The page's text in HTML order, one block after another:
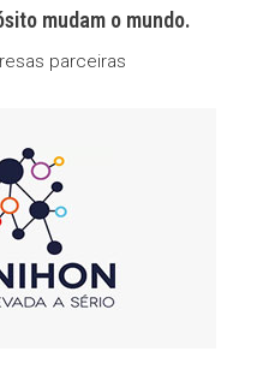
mudam o mundo.
parceiras